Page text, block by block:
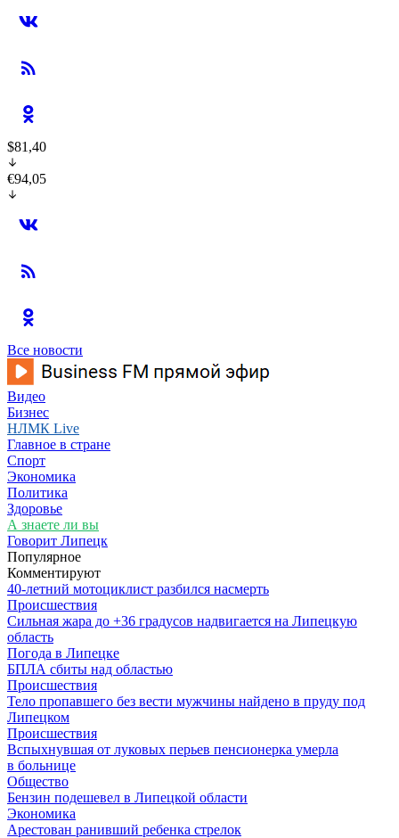
$81,40
€94,05
Все новости
Видео
Бизнес
НЛМК Live
Главное в стране
Спорт
Экономика
Политика
Здоровье
А знаете ли вы
Говорит Липецк
Популярное
Комментируют
40-летний мотоциклист разбился насмерть
Происшествия
Сильная жара до +36 градусов надвигается на Липецкую
область
Погода в Липецке
БПЛА сбиты над областью
Происшествия
Тело пропавшего без вести мужчины найдено в пруду под
Липецком
Происшествия
Вспыхнувшая от луковых перьев пенсионерка умерла
в больнице
Общество
Бензин подешевел в Липецкой области
Экономика
Арестован ранивший ребенка стрелок